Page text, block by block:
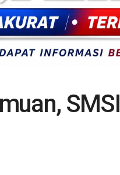
BREAKING NEWS
SMSI